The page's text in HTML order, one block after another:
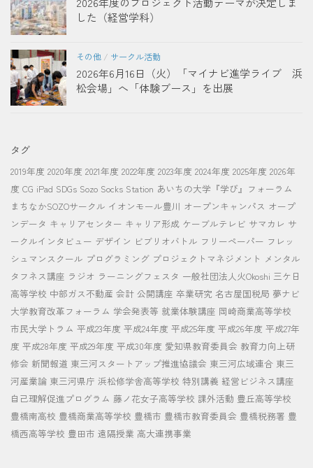
した（経営学科）
その他 / サークル活動
2026年6月16日（火）「マイナビ進学ライブ 浜
松会場」へ「体験ブース」を出展
タグ
2019年度 2020年度 2021年度 2022年度 2023年度 2024年度 2025年度 2026年
度 CG iPad SDGs Sozo Socks Station あいちの大学『学び』フォーラム
まちなかSOZOサークル イオンモール豊川 オープンキャンパス オープ
ンデータ キャリアセンター キャリア形成 ケーブルテレビ サマカレ サ
ークルインタビュー デザイン ビブリオバトル フリーペーパー フレッ
シュマンスクール プログラミング プロジェクトマネジメント メンタル
タフネス講座 ラジオ ラーニングフェスタ 一般社団法人火Okoshi 三ケ日
高等学校 中部ガス不動産 会計 公開講座 卒業研究 名古屋国税局 夢ナビ
大学教育改革フォーラム 学会発表等 就業体験講座 岡崎商業高等学校
市民大学トラム 平成23年度 平成24年度 平成25年度 平成26年度 平成27年
度 平成28年度 平成29年度 平成30年度 愛知県教育委員会 教育力向上研
修会 新聞報道 東三河スタートアップ推進協議会 東三河広域連合 東三
河産業論 東三河県庁 浜松修学舎高等学校 特別講義 経営ビジネス講座
自己理解促進プログラム 藤ノ花女子高等学校 課外活動 豊丘高等学校
豊橋南高校 豊橋商業高等学校 豊橋市 豊橋市教育委員会 豊橋税務署 豊
橋西高等学校 豊田市 遠隔授業 高大連携事業